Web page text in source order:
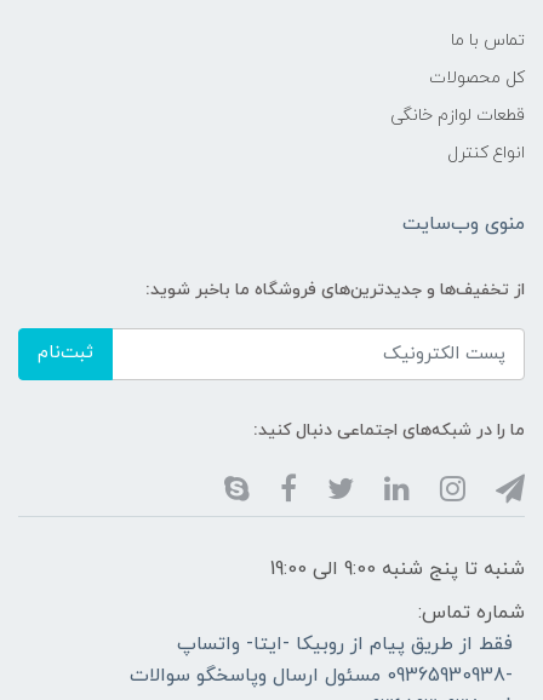
تماس با ما
کل محصولات
قطعات لوازم خانگی
انواع کنترل
منوی وب‌سایت
از تخفیف‌ها و جدیدترین‌های فروشگاه ما باخبر شوید:
ثبت‌نام
ما را در شبکه‌های اجتماعی دنبال کنید:
شنبه تا پنج شنبه 9:00 الی 19:00
شماره تماس:
فقط از طریق پیام از روبیکا -ایتا- واتساپ
-09365930938 مسئول ارسال وپاسخگو سوالات